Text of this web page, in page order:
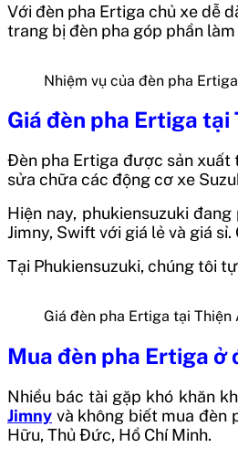
Với đèn pha Ertiga chủ xe dễ
trang bị đèn pha góp phần
Nhiệm vụ của đèn pha Ertiga
Giá đèn pha Ertiga tại
Đèn pha Ertiga được sản xuất
sửa chữa các động cơ xe
Hiện nay, phukiensuzuki đang
Jimny, Swift với giá lẻ và giá sỉ.
Tại Phukiensuzuki, chúng tôi
Giá đèn pha Ertiga tại Thiện
Mua đèn pha Ertiga ở
Nhiều bác tài gặp khó khăn
Jimny và không biết mua đèn
Hữu, Thủ Đức, Hồ Chí Minh.